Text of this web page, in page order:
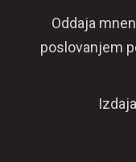
Oddaja
poslovanjem